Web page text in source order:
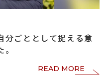
分ごととして捉える意
READ MORE